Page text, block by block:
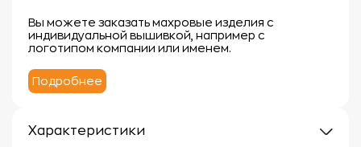
Вы можете заказать махровые изделия с
индивидуальной вышивкой, например с
логотипом компании или именем.
Подробнее
Характеристики